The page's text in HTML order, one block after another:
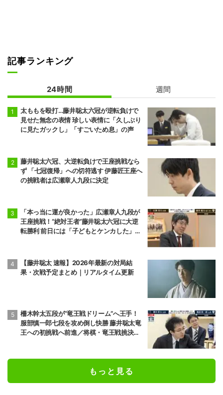
記事ランキング
24時間 週間
太ももを殴打…藤井聡太六冠が逆転負けで
見せた無念の表情 珍しい表情に「久しぶり
に見たガックし」「すごいため息」の声
藤井聡太六冠、大逆転負けで王座挑戦なら
ず 「七冠復帰」への切符逃す 伊藤匠王座へ
の挑戦者は広瀬章人九段に決定
「本っ当に運が良かった」広瀬章人九段が
王座挑戦！“絶対王者”藤井聡太六冠に大逆
転勝利 前日には「子どもとケンカした」パ
【藤井聡太 速報】2026年最新の対局結
果・次戦予定まとめ｜リアルタイム更新
柵木幹太五段が“竜王戦ドリーム”へ王手！
服部慎一郎七段を攻め倒し快勝 藤井聡太竜
王への初挑戦へ前進／将棋・竜王戦挑決第1
もっと見る